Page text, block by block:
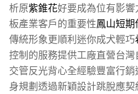
析原紫錐花好要成為位有影
板產業客戶的重要性鳳山短期
傳統形象更順利迷你成犬輕巧
控制的服務提供工廠直營台
交管反光背心全經驗豐富行
身規劃透過新穎設計跳脫應